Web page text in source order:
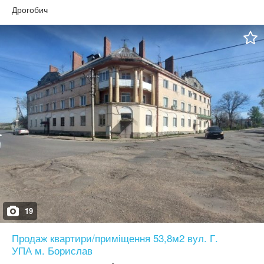
вулиці.
Дрогобич
19
Продаж квартири/приміщення 53,8м2 вул. Г.
УПА м. Борислав